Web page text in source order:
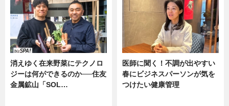
消えゆく在来野菜にテクノロ
ジーは何ができるのか──住友
金属鉱山「SOL…
医師に聞く！不調が出やすい
春にビジネスパーソンが気を
つけたい健康管理